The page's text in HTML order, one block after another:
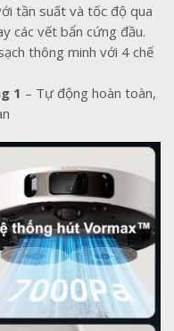
tần suất và tốc độ qua
các vết bẩn cứng đầu.
thông minh với 4 chế
1 – Tự động hoàn toàn,